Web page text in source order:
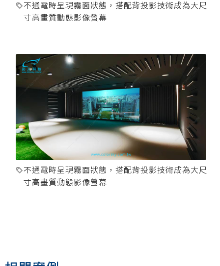
不通電時呈現霧面狀態，搭配背投影技術成為大尺
寸高畫質動態影像螢幕
不通電時呈現霧面狀態，搭配背投影技術成為大尺
寸高畫質動態影像螢幕